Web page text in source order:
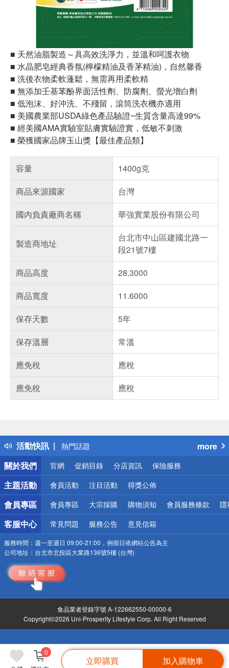
0
立即購買 加入購物車
■ 天然油脂製造～具高效洗淨力，並溫和呵護衣物
■ 水晶肥皂經典香氛(檸檬精油及香茅精油)，自然馨香
■ 洗後衣物柔軟蓬鬆，無需再用柔軟精
■ 無添加壬基苯酚界面活性劑、防腐劑、螢光增白劑
■ 低泡沫、好沖洗、不殘留，滾筒洗衣機亦適用
■ 美國農業部USDA綠色產品驗證~生質含量高達99%
■ 經美國AMA實驗室貼膚實驗證實，低敏不刺激
■ 榮獲國家品牌玉山獎【最佳產品類】
容量
1400g克
商品來源國家
台灣
國內負責廠商名稱
華強實業股份有限公司
製造商地址
台北市中山區建國北路一
段21號7樓
商品高度
28.3000
商品寬度
11.6000
保存天數
5年
保存溫層
常溫
應免稅
應稅
應免稅
應稅
活動快訊
得獎公告
熱門話題
銀行優惠
偏遠地區配送
詐騙網頁！請小心！
more
關於我們
官網 促銷目錄 分店資訊 保險服務
主題活動 會員活動 注目活動 得獎公佈
會員專區 會員專區 大宗採購 購物須知 會員服務條款 隱
客服中心 常見問題 服務公告 意見信箱
服務時間： 週一至週日 09:00-21:00，例假日依網站公告為主
公司地址： 台北市北投區大業路136號5樓 (台灣)
食品業者登錄字號 A-122662550-00000-6
Copyright©2026 Uni-Prosperity Lifestyle Corp. All Right Reserved